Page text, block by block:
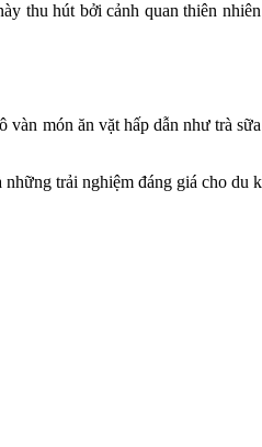
hút bởi cảnh quan thiên
món ăn vặt hấp dẫn như trà
trải nghiệm đáng giá cho